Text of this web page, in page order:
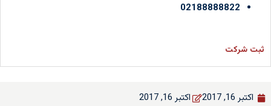
02188888822
ثبت شرکت
اکتبر 16, 2017 اکتبر 16, 2017